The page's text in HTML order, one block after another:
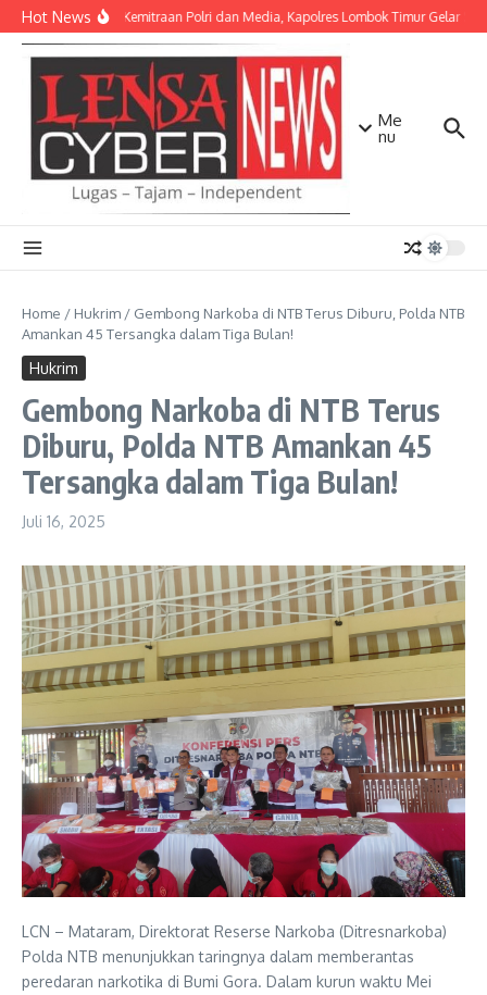
Lewati ke konten
Hot NewsPerkuat Kemitraan Polri dan Media, Kapolres Lombok Timur Gelar
Me
nu
Home / Hukrim / Gembong Narkoba di NTB Terus Diburu, Polda NTB
Amankan 45 Tersangka dalam Tiga Bulan!
Hukrim
Gembong Narkoba di NTB Terus
Diburu, Polda NTB Amankan 45
Tersangka dalam Tiga Bulan!
Juli 16, 2025
LCN – Mataram, Direktorat Reserse Narkoba (Ditresnarkoba)
Polda NTB menunjukkan taringnya dalam memberantas
peredaran narkotika di Bumi Gora. Dalam kurun waktu Mei